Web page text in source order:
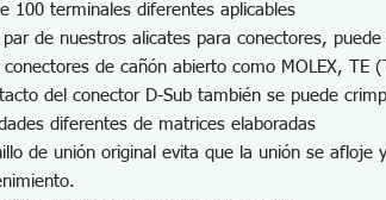
100 terminales diferentes aplicables
par de nuestros alicates para conectores,
conectores de cañón abierto como MOLEX, TE
del conector D-Sub también se puede
diferentes de matrices elaboradas
de unión original evita que la unión se afloje